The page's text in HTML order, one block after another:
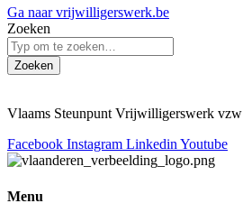
Ga naar vrijwilligerswerk.be
Zoeken
Zoeken
Vlaams Steunpunt Vrijwilligerswerk vzw
Facebook Instagram Linkedin Youtube
Menu